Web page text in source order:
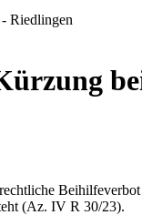
(Az. IV R 30/23).